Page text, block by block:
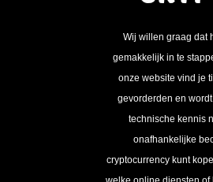
Wij willen graag dat
gemakkelijk in te
onze website vind je
gevorderden en
technische kennis
onafhankelijke
cryptocurrency kunt